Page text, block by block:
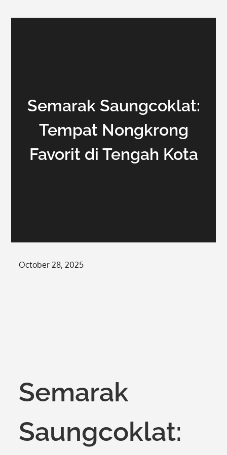
Semarak Saungcoklat:
Tempat Nongkrong
Favorit di Tengah Kota
Posted
October 28, 2025
Semarak
Saungcoklat: